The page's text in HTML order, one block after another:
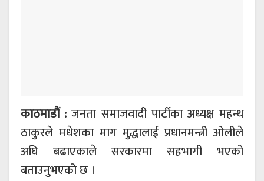
काठमाडौं : जनता समाजवादी पार्टीका अध्यक्ष महन्थ
ठाकुरले मधेशका माग मुद्धालाई प्रधानमन्त्री ओलीले
अघि बढाएकाले सरकारमा सहभागी भएको
बताउनुभएको छ ।